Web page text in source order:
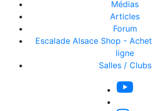
Médias
Articles
Forum
Escalade Alsace Shop -
ligne
Salles / Clubs